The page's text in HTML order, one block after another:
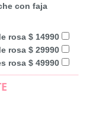
con faja
rosa $ 14990
rosa $ 29990
rosa $ 49990